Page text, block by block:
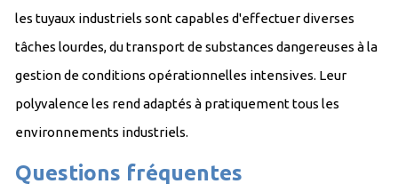
les tuyaux industriels sont capables d'effectuer diverses
tâches lourdes, du transport de substances dangereuses à la
gestion de conditions opérationnelles intensives. Leur
polyvalence les rend adaptés à pratiquement tous les
environnements industriels.
Questions fréquentes